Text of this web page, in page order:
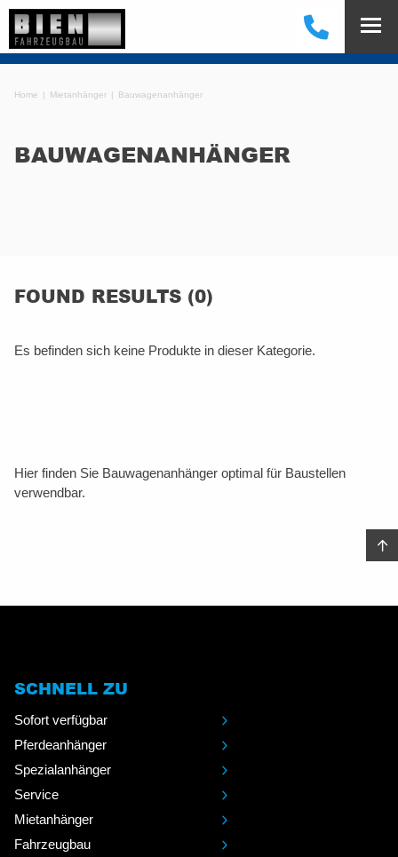
Home Mietanhänger Bauwagenanhänger
BAUWAGENANHÄNGER
FOUND RESULTS (0)
Es befinden sich keine Produkte in dieser Kategorie.
Hier finden Sie Bauwagenanhänger optimal für Baustellen
verwendbar.
SCHNELL ZU
Sofort verfügbar
Pferdeanhänger
Spezialanhänger
Service
Mietanhänger
Fahrzeugbau